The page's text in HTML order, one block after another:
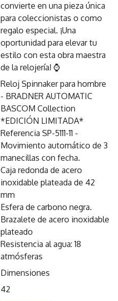
convierte en una pieza única
para coleccionistas o como
regalo especial. ¡Una
oportunidad para elevar tu
estilo con esta obra maestra
de la relojería! ⌚
Reloj Spinnaker para hombre
- BRADNER AUTOMATIC
BASCOM Collection
*EDICIÓN LIMITADA*
Referencia SP-5111-11 -
Movimiento automático de 3
manecillas con fecha.
Caja redonda de acero
inoxidable plateada de 42
mm
Esfera de carbono negra.
Brazalete de acero inoxidable
plateado
Resistencia al agua: 18
atmósferas
Dimensiones
42